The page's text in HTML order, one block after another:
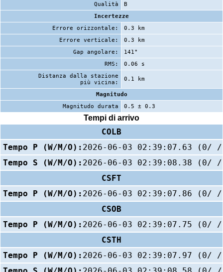
Qualità
B
Incertezze
Errore orizzontale:
0.3 km
Errore verticale:
0.3 km
Gap angolare:
141°
RMS:
0.06 s
Distanza dalla stazione
più vicina:
0.1 km
Magnitudo
Magnitudo durata
0.5 ± 0.3
Tempi di arrivo
COLB
Tempo P (W/M/O): 2026-06-03 02:39:07.63 (0/
Tempo S (W/M/O): 2026-06-03 02:39:08.38 (0/
CSFT
Tempo P (W/M/O): 2026-06-03 02:39:07.86 (0/
CSOB
Tempo P (W/M/O): 2026-06-03 02:39:07.75 (0/
CSTH
Tempo P (W/M/O): 2026-06-03 02:39:07.97 (0/